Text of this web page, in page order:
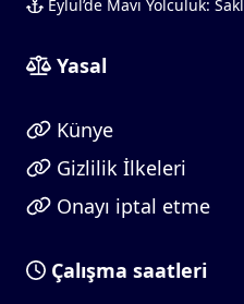
Eylül’de Mavi Yolculuk:
Yasal
Künye
Gizlilik İlkeleri
Onayı iptal etme
Çalışma saatleri